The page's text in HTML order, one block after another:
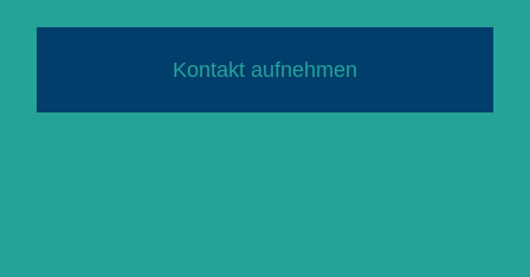
Kontakt aufnehmen